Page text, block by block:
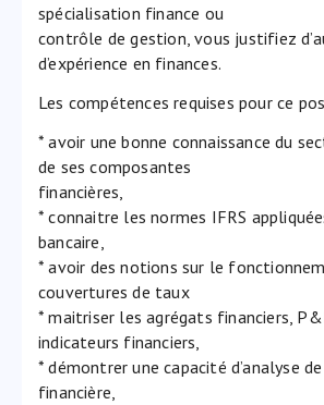
spécialisation finance ou
contrôle de gestion, vous justifiez
d’expérience en finances.
Les compétences requises pour ce
* avoir une bonne connaissance du
de ses composantes
financières,
* connaitre les normes IFRS
bancaire,
* avoir des notions sur le
couvertures de taux
* maitriser les agrégats financiers,
indicateurs financiers,
* démontrer une capacité d’analyse
financière,